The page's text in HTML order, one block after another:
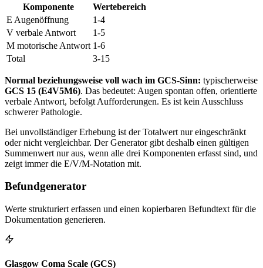
Komponente
Wertebereich
E Augenöffnung
1-4
V verbale Antwort
1-5
M motorische Antwort 1-6
Total
3-15
Normal beziehungsweise voll wach im GCS-Sinn: typischerweise
GCS 15 (E4V5M6). Das bedeutet: Augen spontan offen, orientierte
verbale Antwort, befolgt Aufforderungen. Es ist kein Ausschluss
schwerer Pathologie.
Bei unvollständiger Erhebung ist der Totalwert nur eingeschränkt
oder nicht vergleichbar. Der Generator gibt deshalb einen gültigen
Summenwert nur aus, wenn alle drei Komponenten erfasst sind, und
zeigt immer die E/V/M-Notation mit.
Befundgenerator
Werte strukturiert erfassen und einen kopierbaren Befundtext für die
Dokumentation generieren.
Glasgow Coma Scale (GCS)